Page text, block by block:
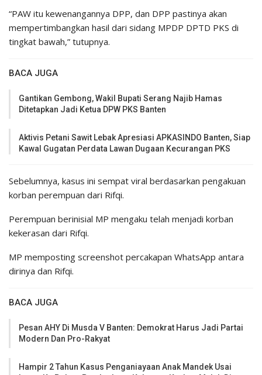
“PAW itu kewenangannya DPP, dan DPP pastinya akan
mempertimbangkan hasil dari sidang MPDP DPTD PKS di
tingkat bawah,” tutupnya.
BACA JUGA
Gantikan Gembong, Wakil Bupati Serang Najib Hamas
Ditetapkan Jadi Ketua DPW PKS Banten
Aktivis Petani Sawit Lebak Apresiasi APKASINDO Banten, Siap
Kawal Gugatan Perdata Lawan Dugaan Kecurangan PKS
Sebelumnya, kasus ini sempat viral berdasarkan pengakuan
korban perempuan dari Rifqi.
Perempuan berinisial MP mengaku telah menjadi korban
kekerasan dari Rifqi.
MP memposting screenshot percakapan WhatsApp antara
dirinya dan Rifqi.
BACA JUGA
Pesan AHY Di Musda V Banten: Demokrat Harus Jadi Partai
Modern Dan Pro-Rakyat
Hampir 2 Tahun Kasus Penganiayaan Anak Mandek Usai